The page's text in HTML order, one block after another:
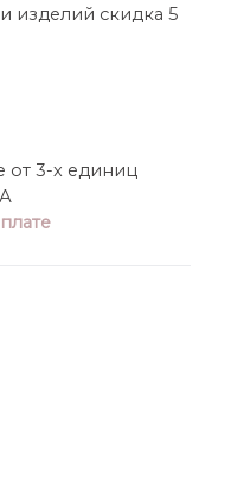
изделий скидка 5
от 3-х единиц